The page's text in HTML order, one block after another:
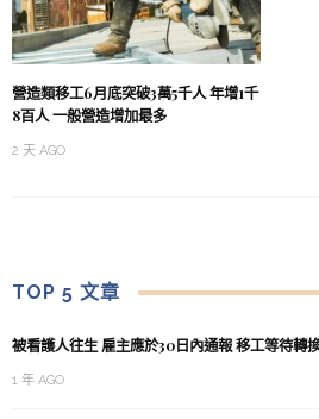
營造類移工6月底突破3萬5千人 年增1千
8百人 一般營造增加最多
2 天 AGO
TOP 5 文章
被看護人往生 雇主應於30日內通報 移工等待轉
1 年 AGO